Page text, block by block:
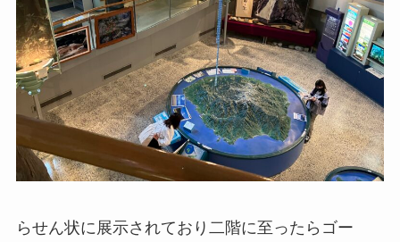
らせん状に展示されており二階に至ったらゴー